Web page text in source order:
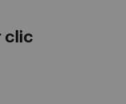
clic